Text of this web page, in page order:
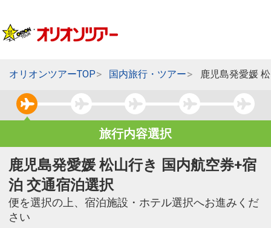
オリオンツアーTOP 国内旅行・ツアー 鹿児島発愛媛
旅行内容選択
鹿児島発愛媛 松山行き 国内航空券+宿
泊 交通宿泊選択
便を選択の上、宿泊施設・ホテル選択へお進みくだ
さい